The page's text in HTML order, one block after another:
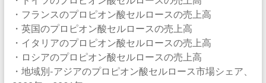
・フランスのプロピオン酸セルロースの売上高
・英国のプロピオン酸セルロースの売上高
・イタリアのプロピオン酸セルロースの売上高
・ロシアのプロピオン酸セルロースの売上高
・地域別-アジアのプロピオン酸セルロース市場シェア、